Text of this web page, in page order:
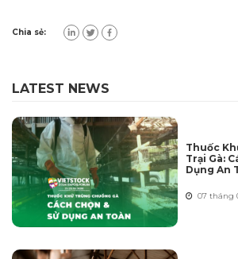
Chia sẻ:
LATEST NEWS
Thuốc
Trại Gà:
Dụng An
07 tháng